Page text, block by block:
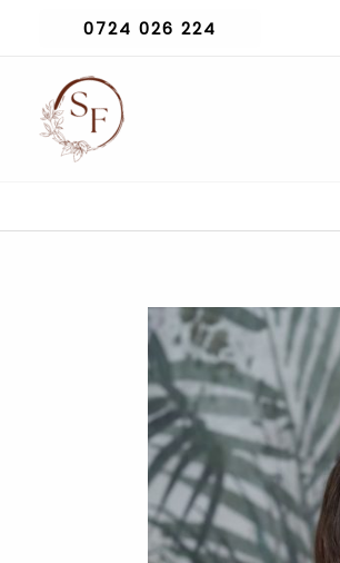
content
0724 026 224